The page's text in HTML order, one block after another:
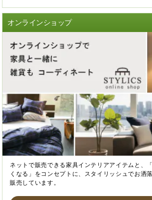
オンラインショップ
ネットで販売できる家具インテリアアイテムと、
くなる」をコンセプトに、スタイリッシュでお洒
販売しています。